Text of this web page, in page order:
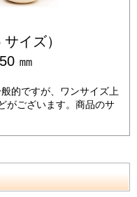
イズ）
㎜
的ですが、ワンサイズ上
がございます。商品のサ